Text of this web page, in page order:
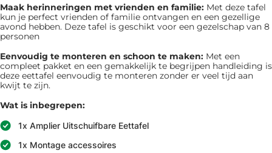
Maak herinneringen met vrienden en familie: Met deze tafel
kun je perfect vrienden of familie ontvangen en een gezellige
avond hebben. Deze tafel is geschikt voor een gezelschap van 8
personen
Eenvoudig te monteren en schoon te maken: Met een
compleet pakket en een gemakkelijk te begrijpen handleiding is
deze eettafel eenvoudig te monteren zonder er veel tijd aan
kwijt te zijn.
Wat is inbegrepen:
1x Amplier Uitschuifbare Eettafel
1x Montage accessoires